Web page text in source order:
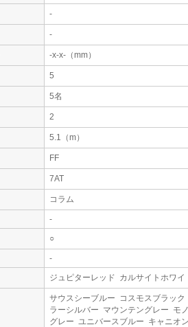
-
-
-x-x-（mm）
5
5名
2
5.1（m）
FF
7AT
コラム
-
○
-
ジュピターレッド カルサイトホワ
サウスシーブルー コスモスブラッ
ラーシルバー マウンテングレー モ
グレー ユニバースブルー キャニオ